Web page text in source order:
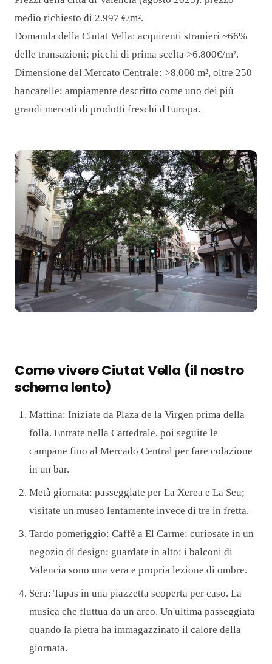
medio richiesto di 2.997 €/m².
Domanda della Ciutat Vella: acquirenti stranieri ~66%
delle transazioni; picchi di prima scelta >6.800€/m².
Dimensione del Mercato Centrale: >8.000 m², oltre 250
bancarelle; ampiamente descritto come uno dei più
grandi mercati di prodotti freschi d'Europa.
Come vivere Ciutat Vella (il nostro
schema lento)
Mattina: Iniziate da Plaza de la Virgen prima della
folla. Entrate nella Cattedrale, poi seguite le
campane fino al Mercado Central per fare colazione
in un bar.
Metà giornata: passeggiate per La Xerea e La Seu;
visitate un museo lentamente invece di tre in fretta.
Tardo pomeriggio: Caffè a El Carme; curiosate in un
negozio di design; guardate in alto: i balconi di
Valencia sono una vera e propria lezione di ombre.
Sera: Tapas in una piazzetta scoperta per caso. La
musica che fluttua da un arco. Un'ultima passeggiata
quando la pietra ha immagazzinato il calore della
giornata.